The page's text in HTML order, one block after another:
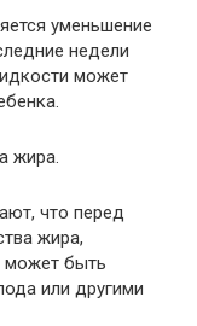
уменьшение
недели
может
жира.
что перед
жира,
может быть
или другими